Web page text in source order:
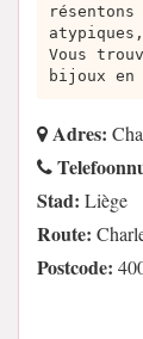
résentons
Vous
bijoux
Adres:
Stad: Liège
Route:
Postcode: